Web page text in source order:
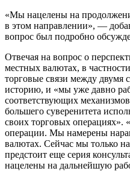
«Мы нацелены на
в этом направлении», —
вопрос был подробно
Отвечая на вопрос о
местных валютах, в
торговые связи между
историю, и «мы уже давно
соответствующих
большего суверенитета
своих торговых операциях».
операции. Мы намерены
валютах. Сейчас мы только
предстоит еще серия
нацелены на дальнейшую